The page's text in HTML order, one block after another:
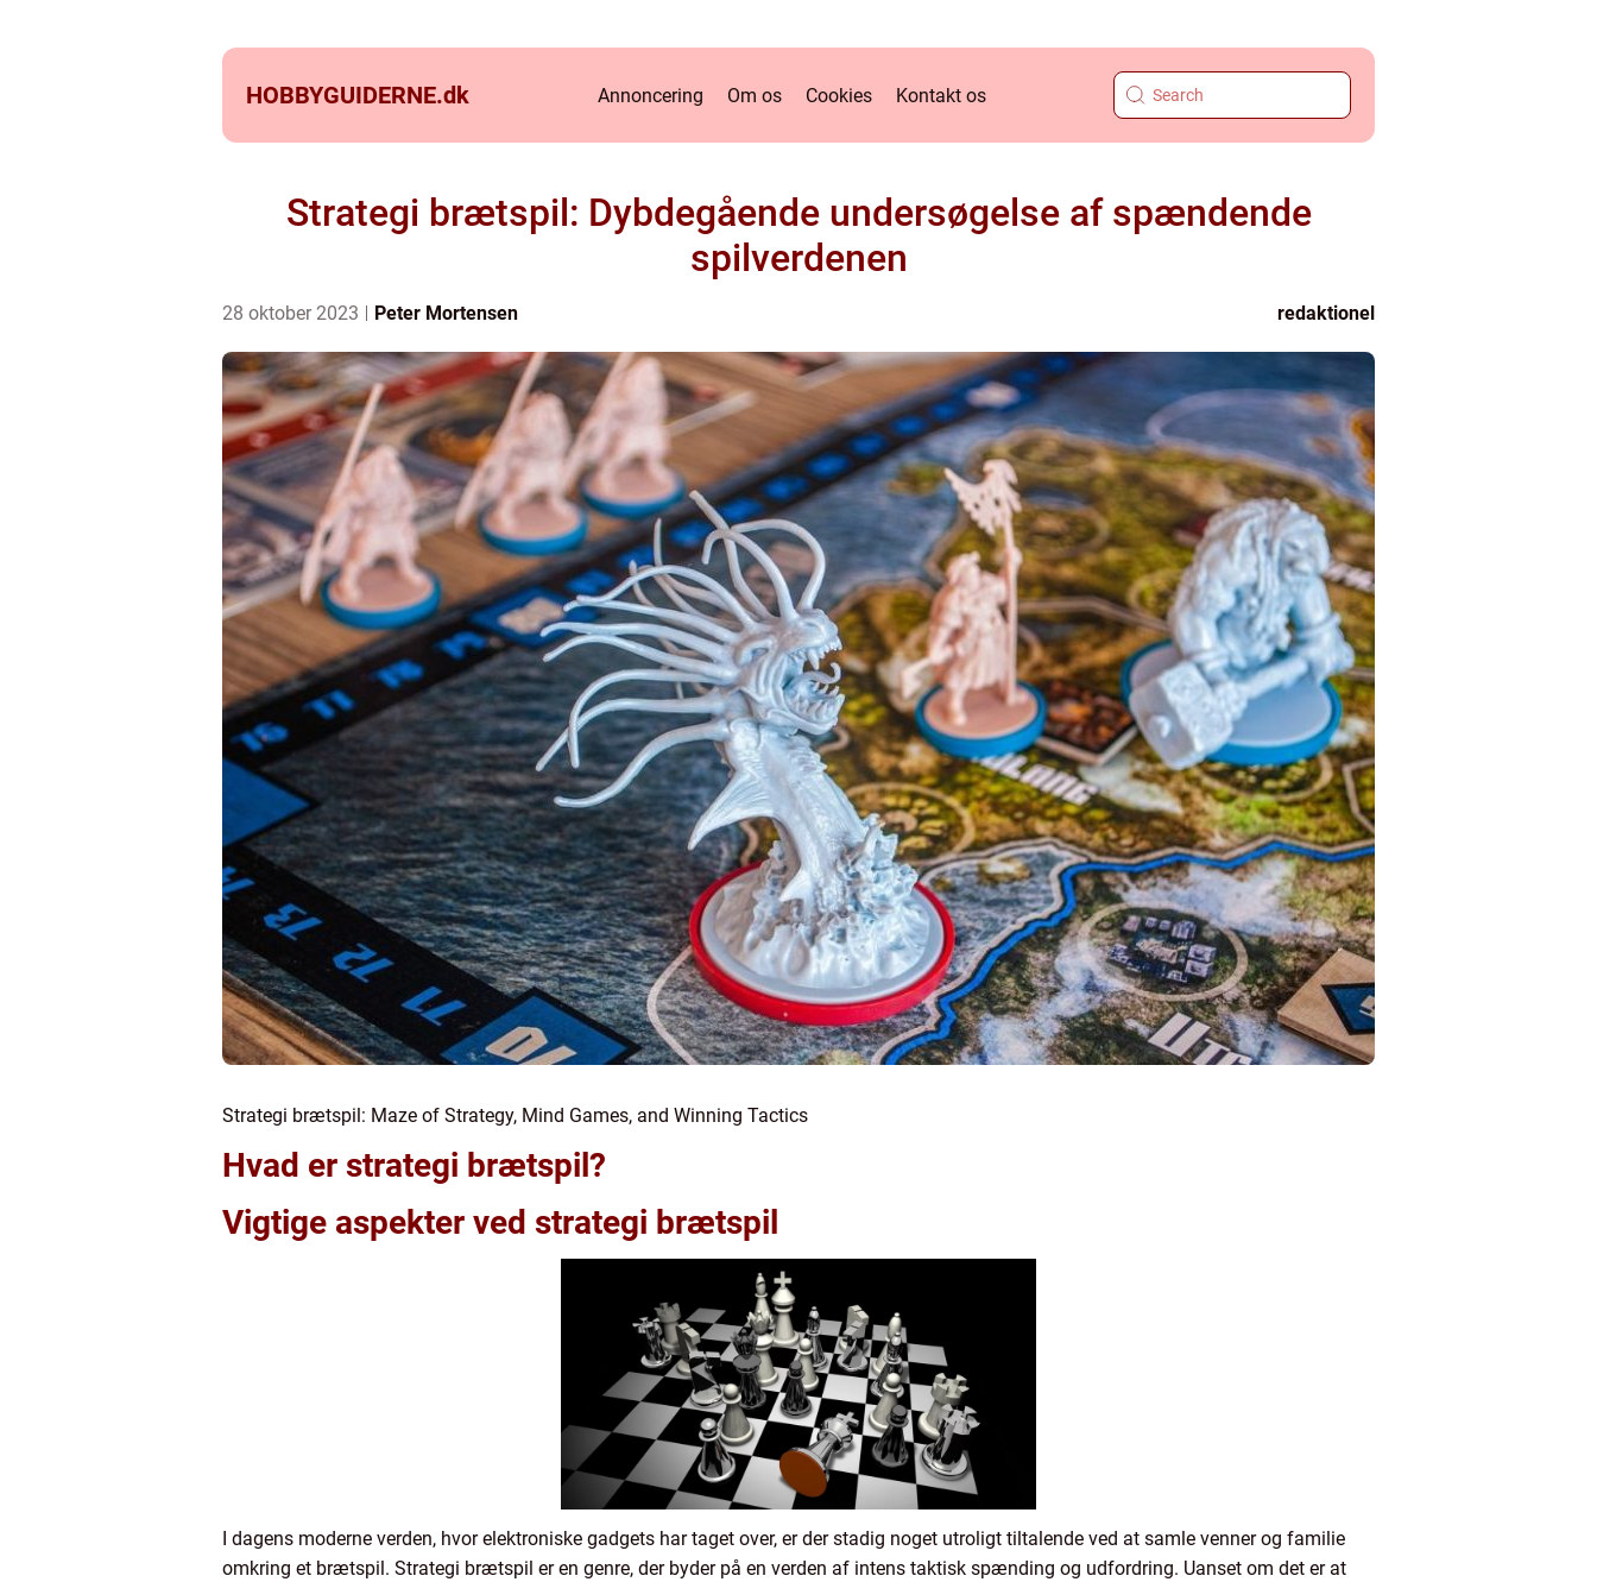
HOBBYGUIDERNE.dk Annoncering Om os Cookies Kontakt os
Strategi brætspil: Dybdegående undersøgelse af spændende
spilverdenen
28 oktober 2023 Peter Mortensen redaktionel
Strategi brætspil: Maze of Strategy, Mind Games, and Winning Tactics
Hvad er strategi brætspil?
Vigtige aspekter ved strategi brætspil
I dagens moderne verden, hvor elektroniske gadgets har taget over, er der stadig noget utroligt tiltalende ved at samle venner og familie
omkring et brætspil. Strategi brætspil er en genre, der byder på en verden af intens taktisk spænding og udfordring. Uanset om det er at